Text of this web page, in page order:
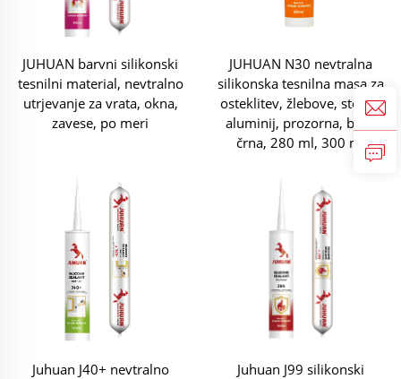
JUHUAN barvni silikonski
tesnilni material, nevtralno
utrjevanje za vrata, okna,
zavese, po meri
JUHUAN N30 nevtralna
silikonska tesnilna masa za
osteklitev, žlebove, steklo,
aluminij, prozorna, bela,
črna, 280 ml, 300 ml
Juhuan J40+ nevtralno
Juhuan J99 silikonski